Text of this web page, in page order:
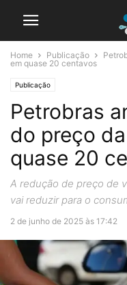
Home Publicação
em quase 20 centavos
Publicação
Petrobras
do preço
quase 20
A redução de preço de
vai reduzir para o
2 de junho de 2025 às 17:42